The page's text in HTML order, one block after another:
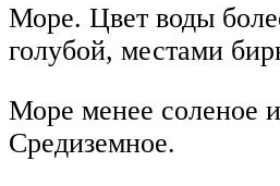
Море. Цвет воды
голубой, местами
Море менее соленое
Средиземное.